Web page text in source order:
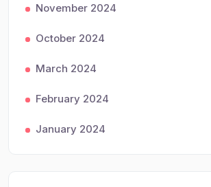
November 2024
October 2024
March 2024
February 2024
January 2024